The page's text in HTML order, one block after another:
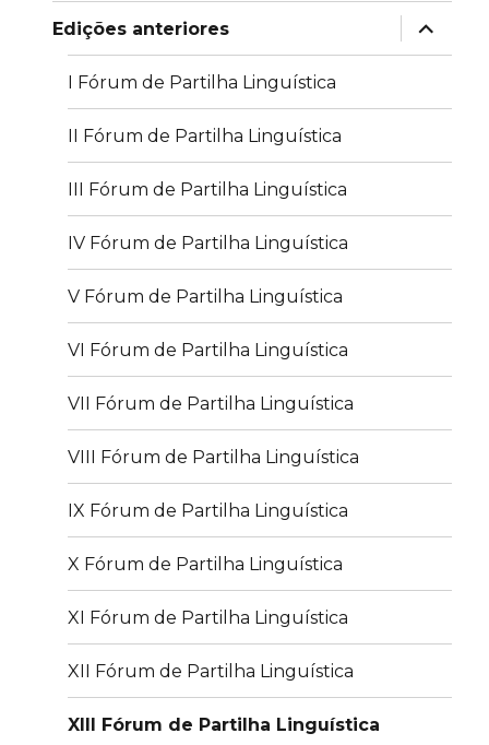
Edições anteriores
expandir
I Fórum de Partilha Linguística
II Fórum de Partilha Linguística
III Fórum de Partilha Linguística
IV Fórum de Partilha Linguística
V Fórum de Partilha Linguística
VI Fórum de Partilha Linguística
VII Fórum de Partilha Linguística
VIII Fórum de Partilha Linguística
IX Fórum de Partilha Linguística
X Fórum de Partilha Linguística
XI Fórum de Partilha Linguística
XII Fórum de Partilha Linguística
XIII Fórum de Partilha Linguística